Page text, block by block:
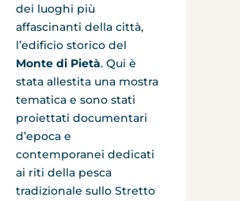
dei luoghi più
affascinanti della città,
l’edificio storico del
Monte di Pietà. Qui è
stata allestita una mostra
tematica e sono stati
proiettati documentari
d’epoca e
contemporanei dedicati
ai riti della pesca
tradizionale sullo Stretto